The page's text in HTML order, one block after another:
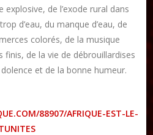
de l’exode rural dans
d’eau, du manque d’eau, de
colorés, de la musique
de la vie de débrouillardises
et de la bonne humeur.
88907/AFRIQUE-EST-LE-